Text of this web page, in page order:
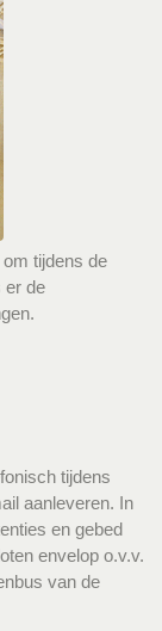
tijdens de
er de
tijdens
aanleveren. In
en gebed
envelop o.v.v.
van de